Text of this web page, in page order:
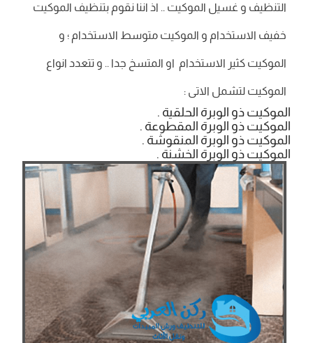
التنظيف و غسيل الموكيت .. اذ اننا نقوم بتنظيف الموكيت
خفيف الاستخدام و الموكيت متوسط الاستخدام ؛ و
الموكيت كثير الاستخدام او المتسخ جدا .. و تتعدد انواع
الموكيت لتشمل الاتى :
الموكيت ذو الوبرة الحلقية .
الموكيت ذو الوبرة المقطوعة .
الموكيت ذو الوبرة المنقوشة .
الموكيت ذو الوبرة الخشنة .